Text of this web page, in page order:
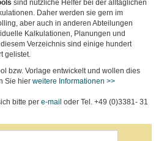
sind nützliche Helfer bei der alltäglichen
Daher werden sie gern im
aber auch in anderen Abteilungen
Kalkulationen, Planungen und
Verzeichnis sind einige hundert
gelistet.
bzw. Vorlage entwickelt und wollen dies
Sie hier weitere Informationen >>
bitte per e-mail oder Tel. +49 (0)3381- 31